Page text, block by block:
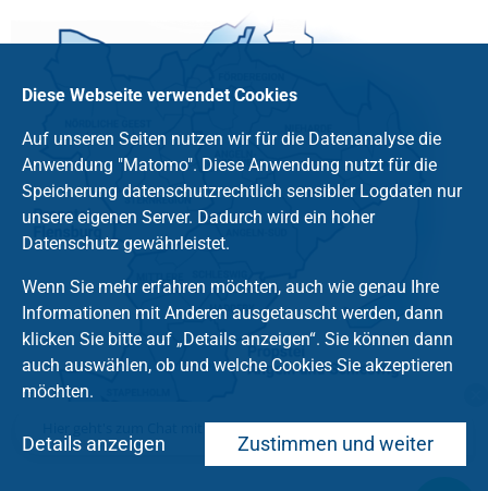
Diese Webseite verwendet Cookies
Auf unseren Seiten nutzen wir für die Datenanalyse die
Anwendung "Matomo". Diese Anwendung nutzt für die
Speicherung datenschutzrechtlich sensibler Logdaten nur
unsere eigenen Server. Dadurch wird ein hoher
Datenschutz gewährleistet.
Wenn Sie mehr erfahren möchten, auch wie genau Ihre
Informationen mit Anderen ausgetauscht werden, dann
klicken Sie bitte auf „Details anzeigen“. Sie können dann
auch auswählen, ob und welche Cookies Sie akzeptieren
möchten.
Zustimmen und weiter
Details anzeigen
Hier geht's zum Chat mit dem Team des Kirchenkreises